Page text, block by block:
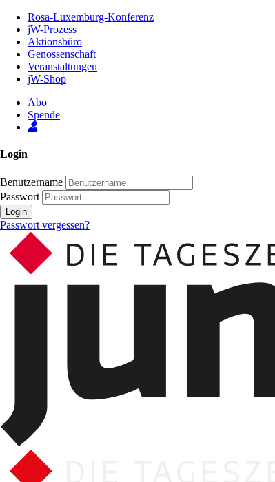
Inhalt
Seite
Rosa-Luxemburg-Konferenz
jW-Prozess
Aktionsbüro
Genossenschaft
Veranstaltungen
jW-Shop
Abo
Spende
Login
Benutzername
Passwort
Login
Passwort vergessen?